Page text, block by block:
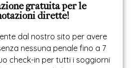
gratuita per le
dirette!
dal nostro sito per avere
nessuna penale fino a 7
check-in per tutti i soggiorni